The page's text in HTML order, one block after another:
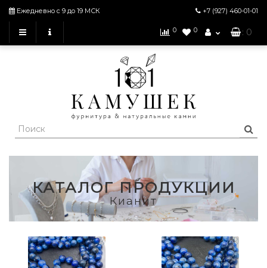
Ежедневно с 9 до 19 МСК +7 (927) 460-01-01
0 0 : 0
КАТАЛОГ ПРОДУКЦИИ
Кианит